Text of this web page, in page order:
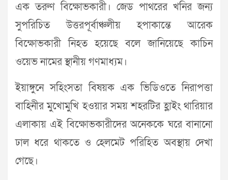
এক তরুণ বিক্ষোভকারী। জেড পাথরের খনির জন্য
সুপরিচিত উত্তরপূর্বাঞ্চলীয় হপাকান্তে আরেক
বিক্ষোভকারী নিহত হয়েছে বলে জানিয়েছে কাচিন
ওয়েভ নামের স্থানীয় গণমাধ্যম।
ইয়াঙ্গুনে সহিংসতা বিষয়ক এক ভিডিওতে নিরাপত্তা
বাহিনীর মুখোমুখি হওয়ার সময় শহরটির হ্লাইং থারিয়ার
এলাকায় এই বিক্ষোভকারীদের অনেককে ঘরে বানানো
ঢাল ধরে থাকতে ও হেলমেট পরিহিত অবস্থায় দেখা
গেছে।